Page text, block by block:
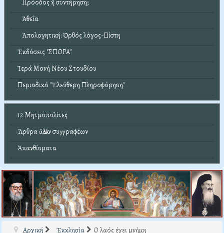
Πρόοδος ἤ συντήρηση;
Ἀθεΐα
Ἀπολογητική: Ὀρθός λόγος-Πίστη
Ἐκδόσεις "ΣΠΟΡΑ"
Ἱερά Μονή Νέου Στουδίου
Περιοδικό "Ἐλεύθερη Πληροφόρηση"
12 Μητροπολίτες
Ἄρθρα ἄλλων συγγραφέων
Ἀπανθίσματα
Αρχική Ἐκκλησία Ο λαός έχει μνήμη